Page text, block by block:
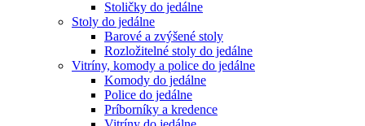
Stoličky do jedálne
Stoly do jedálne
Barové a zvýšené stoly
Rozložitelné stoly do jedálne
Vitríny, komody a police do jedálne
Komody do jedálne
Police do jedálne
Príborníky a kredence